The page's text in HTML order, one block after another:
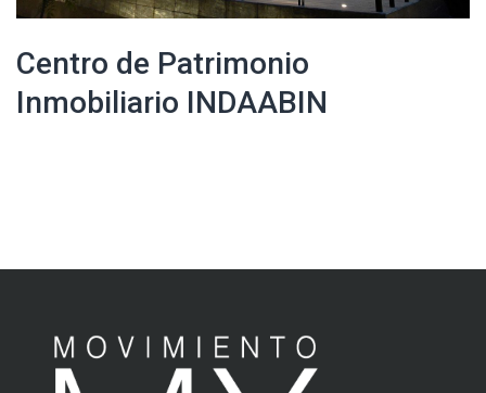
Centro de Patrimonio
Inmobiliario INDAABIN